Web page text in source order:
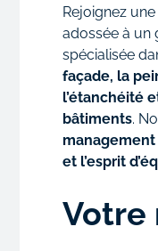
Rejoignez
adossée à un
spécialisée
façade, la
l’étanchéité
bâtiments.
et l’esprit
Votre